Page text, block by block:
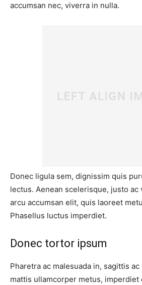
accumsan nec, viverra in nulla.
Donec ligula sem, dignissim quis
lectus. Aenean scelerisque, justo ac
arcu accumsan elit, quis laoreet
Phasellus luctus imperdiet.
Donec tortor ipsum
Pharetra ac malesuada in, sagittis
mattis ullamcorper metus, imperdiet